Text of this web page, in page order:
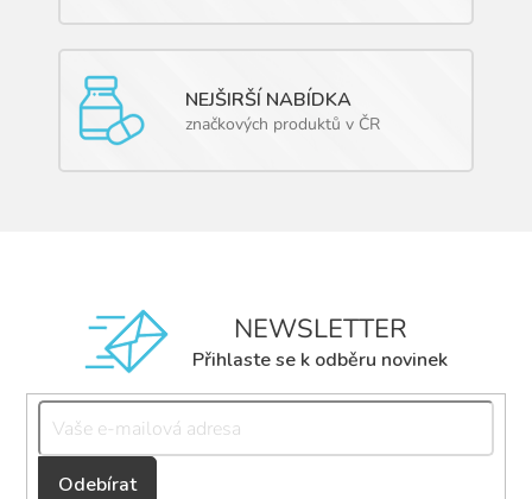
NEJŠIRŠÍ NABÍDKA
značkových produktů v ČR
NEWSLETTER
Přihlaste se k odběru novinek
Přihlásit